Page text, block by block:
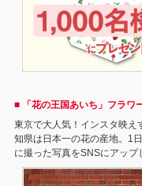
■ 「花の王国あいち」フラワ
東京で大人気！インスタ映え
知県は日本一の花の産地。1
に撮った写真をSNSにアップ